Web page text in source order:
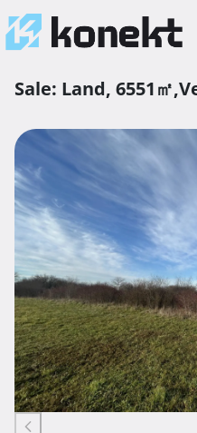
Sale: Land, 6551㎡,